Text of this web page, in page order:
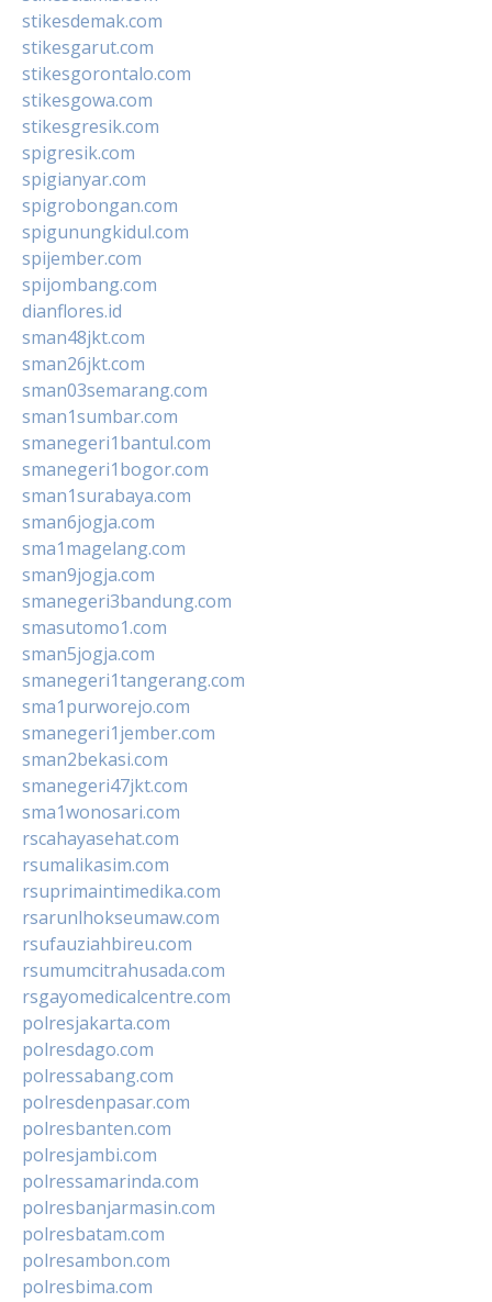
stikesdemak.com
stikesgarut.com
stikesgorontalo.com
stikesgowa.com
stikesgresik.com
spigresik.com
spigianyar.com
spigrobongan.com
spigunungkidul.com
spijember.com
spijombang.com
dianflores.id
sman48jkt.com
sman26jkt.com
sman03semarang.com
sman1sumbar.com
smanegeri1bantul.com
smanegeri1bogor.com
sman1surabaya.com
sman6jogja.com
sma1magelang.com
sman9jogja.com
smanegeri3bandung.com
smasutomo1.com
sman5jogja.com
smanegeri1tangerang.com
sma1purworejo.com
smanegeri1jember.com
sman2bekasi.com
smanegeri47jkt.com
sma1wonosari.com
rscahayasehat.com
rsumalikasim.com
rsuprimaintimedika.com
rsarunlhokseumaw.com
rsufauziahbireu.com
rsumumcitrahusada.com
rsgayomedicalcentre.com
polresjakarta.com
polresdago.com
polressabang.com
polresdenpasar.com
polresbanten.com
polresjambi.com
polressamarinda.com
polresbanjarmasin.com
polresbatam.com
polresambon.com
polresbima.com